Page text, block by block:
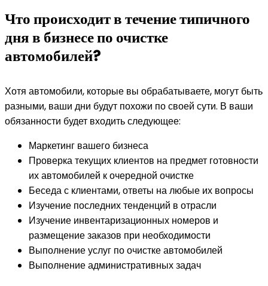
Что происходит в течение типичного
дня в бизнесе по очистке
автомобилей?
Хотя автомобили, которые вы обрабатываете, могут быть
разными, ваши дни будут похожи по своей сути. В ваши
обязанности будет входить следующее:
Маркетинг вашего бизнеса
Проверка текущих клиентов на предмет готовности
их автомобилей к очередной очистке
Беседа с клиентами, ответы на любые их вопросы
Изучение последних тенденций в отрасли
Изучение инвентаризационных номеров и
размещение заказов при необходимости
Выполнение услуг по очистке автомобилей
Выполнение административных задач